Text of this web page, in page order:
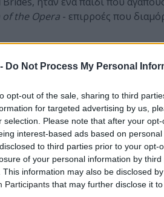
Do Not Process My Personal
opt-out of the sale, sharing to third
for targeted advertising by us,
selection. Please note that after your
interest-based ads based on
to third parties prior to your opt-
of your personal information by
This information may also be disclosed
Participants that may further disclose it
the Opera - επιρροές που
το πιο ώριμοThe Phantom
κοινό, με εντυπωσιακά
Pens"έχει ξεπεράσει τα 140
τα 180 εκατομμύρια,
σκηνής.
στούντιο. Με ασυναγώνιστη
φεστιβάλ της Αμερικής, της
όπως οι Avenged Sevenfold